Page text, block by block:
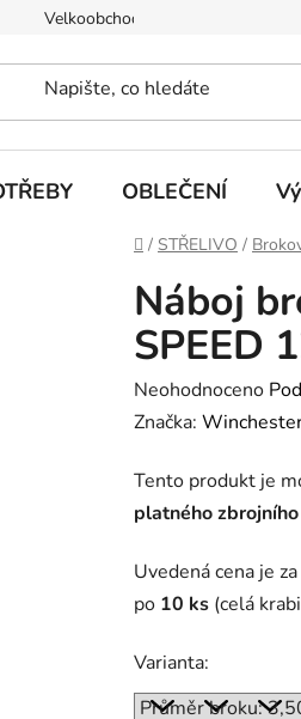
Velkoobchod
OBLEČENÍ
Domů
/ STŘELIVO /
Náboj
SPEED
Průměrné
hodnocení
je
0,0
5
hvězdiček.
Neohodnoceno
Značka:
Tento produkt je
platného
Uvedená cena je za
po 10 ks (celá
Varianta: